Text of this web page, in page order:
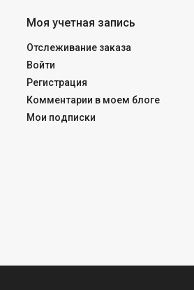
Моя учетная запись
Отслеживание заказа
Войти
Регистрация
Комментарии в моем блоге
Мои подписки